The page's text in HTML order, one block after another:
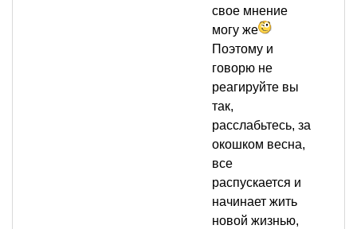
свое мнение
могу же
Поэтому и
говорю не
реагируйте вы
так,
расслабьтесь, за
окошком весна,
все
распускается и
начинает жить
новой жизнью,